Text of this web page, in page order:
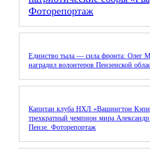
Фоторепортаж
Единство тыла — сила фронта: Олег
наградил волонтеров Пензенской
Капитан клуба НХЛ «Вашингтон
трехкратный чемпион мира
Пензе. Фоторепортаж